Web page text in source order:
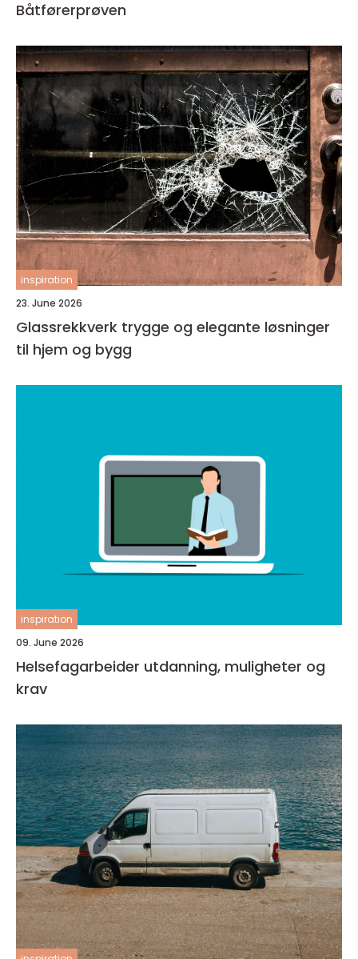
Båtførerprøven
inspiration
23. June 2026
Glassrekkverk trygge og elegante løsninger
til hjem og bygg
inspiration
09. June 2026
Helsefagarbeider utdanning, muligheter og
krav